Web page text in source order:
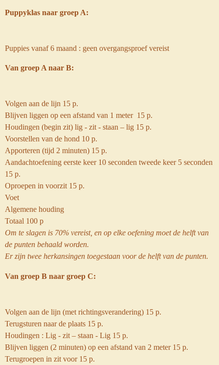
Puppyklas naar groep A:
Puppies vanaf 6 maand : geen overgangsproef vereist
Van groep A naar B:
Volgen aan de lijn 15 p.
Blijven liggen op een afstand van 1 meter 15 p.
Houdingen (begin zit) lig - zit - staan – lig 15 p.
Voorstellen van de hond 10 p.
Apporteren (tijd 2 minuten) 15 p.
Aandachtoefening eerste keer 10 seconden tweede keer 5 seconden
15 p.
Oproepen in voorzit 15 p.
Voet
Algemene houding
Totaal 100 p
Om te slagen is 70% vereist, en op elke oefening moet de helft van
de punten behaald worden.
Er zijn twee herkansingen toegestaan voor de helft van de punten.
Van groep B naar groep C:
Volgen aan de lijn (met richtingsverandering) 15 p.
Terugsturen naar de plaats 15 p.
Houdingen : Lig - zit – staan - Lig 15 p.
Blijven liggen (2 minuten) op een afstand van 2 meter 15 p.
Terugroepen in zit voor 15 p.